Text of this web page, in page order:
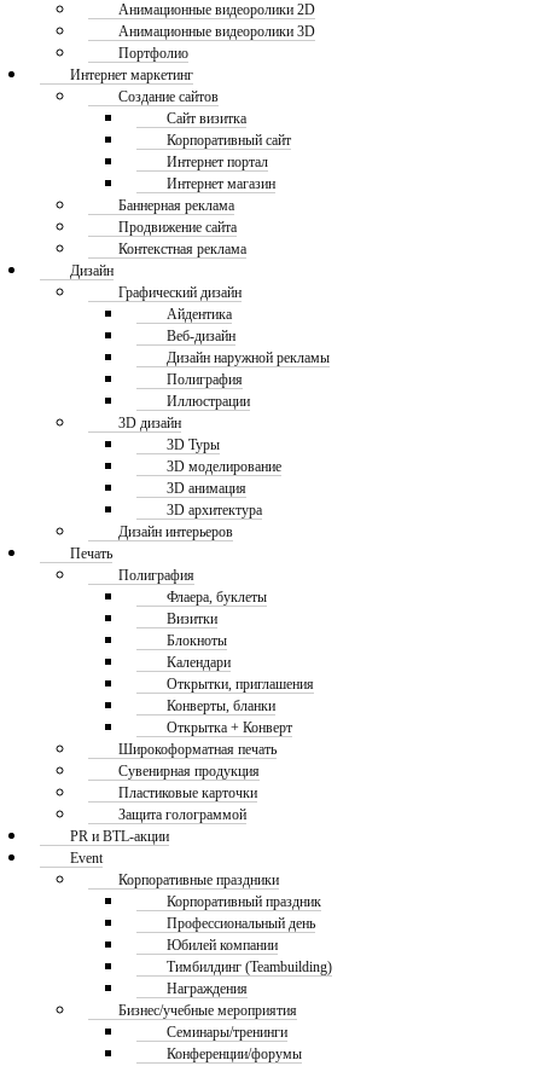
Анимационные видеоролики 2D
Анимационные видеоролики 3D
Портфолио
Интернет маркетинг
Создание сайтов
Сайт визитка
Корпоративный сайт
Интернет портал
Интернет магазин
Баннерная реклама
Продвижение сайта
Контекстная реклама
Дизайн
Графический дизайн
Айдентика
Веб-дизайн
Дизайн наружной рекламы
Полиграфия
Иллюстрации
3D дизайн
3D Туры
3D моделирование
3D анимация
3D архитектура
Дизайн интерьеров
Печать
Полиграфия
Флаера, буклеты
Визитки
Блокноты
Календари
Открытки, приглашения
Конверты, бланки
Открытка + Конверт
Широкоформатная печать
Сувенирная продукция
Пластиковые карточки
Защита голограммой
PR и BTL-акции
Event
Корпоративные праздники
Корпоративный праздник
Профессиональный день
Юбилей компании
Тимбилдинг (Teambuilding)
Награждения
Бизнес/учебные мероприятия
Семинары/тренинги
Конференции/форумы